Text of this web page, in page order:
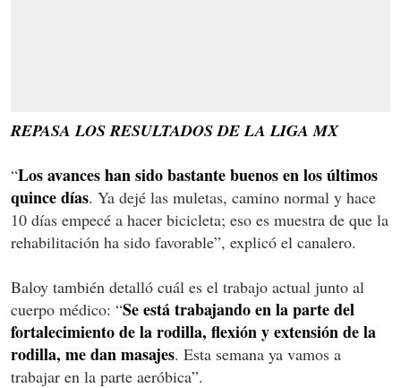
REPASA LOS RESULTADOS DE LA LIGA MX
“Los avances han sido bastante buenos en los últimos
quince días. Ya dejé las muletas, camino normal y hace
10 días empecé a hacer bicicleta; eso es muestra de que la
rehabilitación ha sido favorable”, explicó el canalero.
Baloy también detalló cuál es el trabajo actual junto al
cuerpo médico: “Se está trabajando en la parte del
fortalecimiento de la rodilla, flexión y extensión de la
rodilla, me dan masajes. Esta semana ya vamos a
trabajar en la parte aeróbica”.